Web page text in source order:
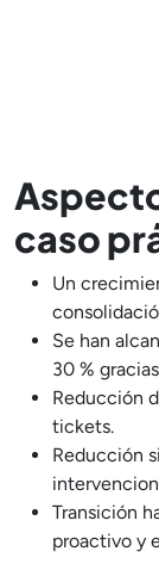
caso
Un
Se han
30 %
Reducción
tickets.
Reducción
Transición
proactivo y